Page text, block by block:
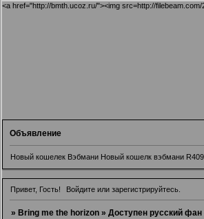
<a href="http://bmth.ucoz.ru/"><img src=http://
Объявление
Новый кошелек Вэбмани Новый кошелк вэбмани
Привет, Гость! Войдите илизарегистрируйтесь
» Bring me the horizon » Доступен русский